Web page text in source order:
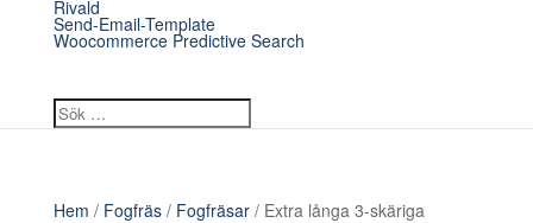
Rivald
Send-Email-Template
Woocommerce Predictive Search
Hem / Fogfräs/ Fogfräsar/ Extra långa 3-skäriga